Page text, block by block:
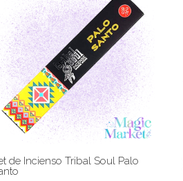
de Incienso Tribal Soul Palo